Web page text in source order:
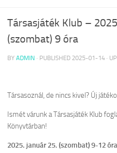
Társasjáték Klub –
(szombat) 9 óra
BY ADMIN · PUBLISHED 2025-01-14 ·
Társasoznál, de nincs kivel? Új
Ismét várunk a Társasjáték Klub
Könyvtárban!
2025. január 25. (szombat) 9-12 óra